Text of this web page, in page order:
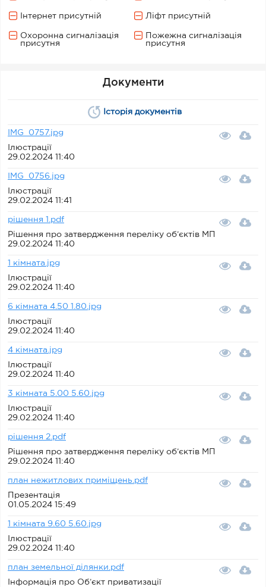
Інтернет присутній Ліфт присутній
Охоронна сигналізація
присутня
Пожежна сигналізація
присутня
Документи
Історія документів
IMG_0757.jpg
Ілюстрації
29.02.2024 11:40
IMG_0756.jpg
Ілюстрації
29.02.2024 11:41
рішення 1.pdf
Рішення про затвердження переліку об’єктів МП
29.02.2024 11:40
1 кімната.jpg
Ілюстрації
29.02.2024 11:40
6 кімната 4.50 1.80.jpg
Ілюстрації
29.02.2024 11:40
4 кімната.jpg
Ілюстрації
29.02.2024 11:40
3 кімната 5.00 5.60.jpg
Ілюстрації
29.02.2024 11:40
рішення 2.pdf
Рішення про затвердження переліку об’єктів МП
29.02.2024 11:40
план нежитлових приміщень.pdf
Презентація
01.05.2024 15:49
1 кімната 9.60 5.60.jpg
Ілюстрації
29.02.2024 11:40
план земельної ділянки.pdf
Інформація про Об’єкт приватизації